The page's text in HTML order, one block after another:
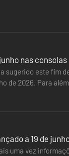
6/game-
nas consolas
sugerido este fim
de 2026. Para
a 19 de
uma vez